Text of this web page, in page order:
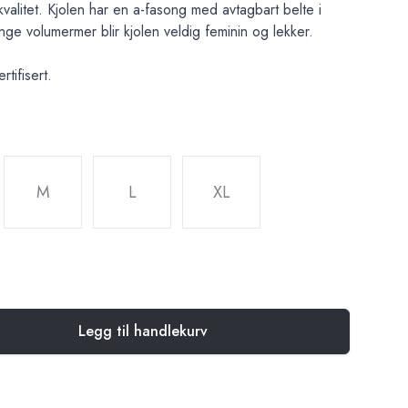
Kjolen har en a-fasong med avtagbart belte i
volumermer blir kjolen veldig feminin og lekker.
M L XL
Legg til handlekurv